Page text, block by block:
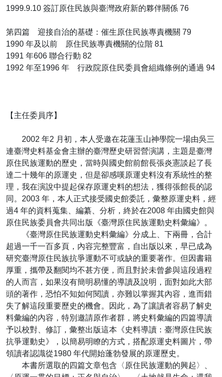
1999.9.10 簽訂原住民族與臺灣政府新的夥伴關係 76
第四篇 迎接自治的基礎：催生原住民族專責機關 79
1990 年及以前 原住民族專責機關的位階 81
1991 年606 聯合行動 82
1992 年至1996 年 行政院原住民委員會組織條例的通過 94
【主任委員序】
2002 年2 月初，本人受邀在花蓮玉山神學院一場由吳三
連臺灣史料基金會主辦的臺灣歷史研習營演講，主題是臺灣
原住民族運動的歷史，當時與國史館前館長張炎憲談起了長
達二十幾年的原運史，但是卻感嘆原運史料沒有系統性的整
理，我在演說中提起保存原運史料的想法，獲得張館長的認
同。2003 年，本人正式接受國史館委託，彙整原運史料，經
過4 年的資料蒐集、編纂、分析，終於在2008 年由國史館與
原住民族委員會共同出版《臺灣原住民族運動史料彙編》。
《臺灣原住民族運動史料彙編》分成上、下兩冊，合計
超過一千一百多頁，內容完整豐富，自出版以來，早已成為
研究臺灣原住民族抗爭運動不可或缺的重要著作。但因書籍
厚重，攜帶及翻閱均不甚方便，而且對於未曾參與這段過程
的人而言，如果沒有簡明易懂的導讀及說明，面對如此大部
頭的著作，恐怕不知如何閱讀，亦難以掌握其內容，進而錯
失了解這段重要歷史的機會。因此，為了讓讀者容易了解史
料彙編的內容，特別邀請原作者群，將史料彙編的四篇導讀
予以校對、修訂，彙整出版這本《史料導讀：臺灣原住民族
抗爭運動史》，以簡易明瞭的方式，搭配原運史料圖片，帶
領讀者認識從1980 年代開始蓬勃發展的原運歷史。
本書所選取的四篇文章包含〈原住民族運動的興起〉、